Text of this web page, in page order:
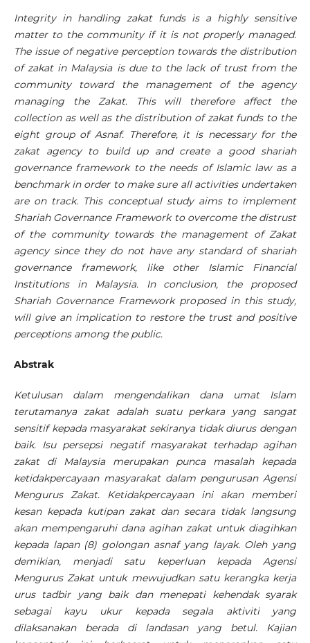
Integrity in handling zakat funds is a highly sensitive
matter to the community if it is not properly managed.
The issue of negative perception towards the distribution
of zakat in Malaysia is due to the lack of trust from the
community toward the management of the agency
managing the Zakat. This will therefore affect the
collection as well as the distribution of zakat funds to the
eight group of Asnaf. Therefore, it is necessary for the
zakat agency to build up and create a good shariah
governance framework to the needs of Islamic law as a
benchmark in order to make sure all activities undertaken
are on track. This conceptual study aims to implement
Shariah Governance Framework to overcome the distrust
of the community towards the management of Zakat
agency since they do not have any standard of shariah
governance framework, like other Islamic Financial
Institutions in Malaysia. In conclusion, the proposed
Shariah Governance Framework proposed in this study,
will give an implication to restore the trust and positive
perceptions among the public.
Abstrak
Ketulusan dalam mengendalikan dana umat Islam
terutamanya zakat adalah suatu perkara yang sangat
sensitif kepada masyarakat sekiranya tidak diurus dengan
baik. Isu persepsi negatif masyarakat terhadap agihan
zakat di Malaysia merupakan punca masalah kepada
ketidakpercayaan masyarakat dalam pengurusan Agensi
Mengurus Zakat. Ketidakpercayaan ini akan memberi
kesan kepada kutipan zakat dan secara tidak langsung
akan mempengaruhi dana agihan zakat untuk diagihkan
kepada lapan (8) golongan asnaf yang layak. Oleh yang
demikian, menjadi satu keperluan kepada Agensi
Mengurus Zakat untuk mewujudkan satu kerangka kerja
urus tadbir yang baik dan menepati kehendak syarak
sebagai kayu ukur kepada segala aktiviti yang
dilaksanakan berada di landasan yang betul. Kajian